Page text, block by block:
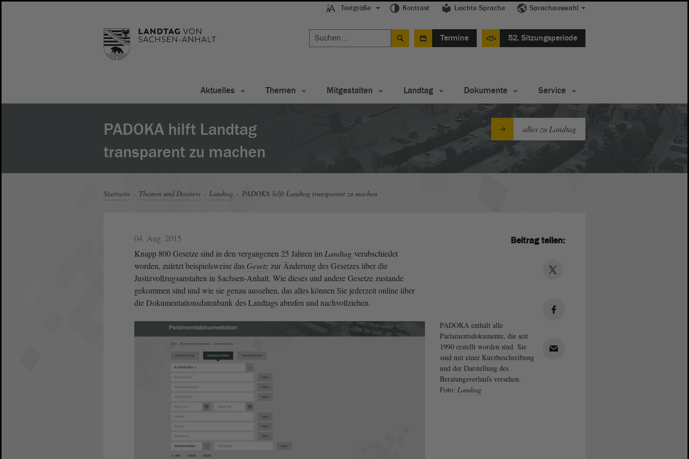
Textgröße Kontrast Leichte Sprache Sprachauswahl
Termine 52. Sitzungsperiode
Aktuelles Themen Mitgestalten Landtag Dokumente Service
PADOKA hilft Landtag
transparent zu machen
alles zu Landtag
Startseite Themen und Dossiers Landtag PADOKA hilft Landtag transparent zu machen
04. Aug. 2015
Knapp 800 Gesetze sind in den vergangenen 25 Jahren im Landtag verabschiedet
worden, zuletzt beispielsweise das Gesetz zur Änderung des Gesetzes über die
Justizvollzugsanstalten in Sachsen-Anhalt. Wie dieses und andere Gesetze zustande
gekommen sind und wie sie genau aussehen, das alles können Sie jederzeit online über
die Dokumentationsdatenbank des Landtags abrufen und nachvollziehen.
PADOKA enthält alle
Parlamentsdokumente, die seit
1990 erstellt worden sind. Sie
sind mit einer Kurzbeschreibung
und der Darstellung des
Beratungsverlaufs versehen.
Foto: Landtag
Beitrag teilen: